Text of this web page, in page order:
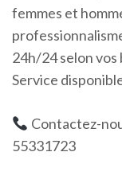
femmes et
24h/24 selon vos
Service
Contactez-
55331723